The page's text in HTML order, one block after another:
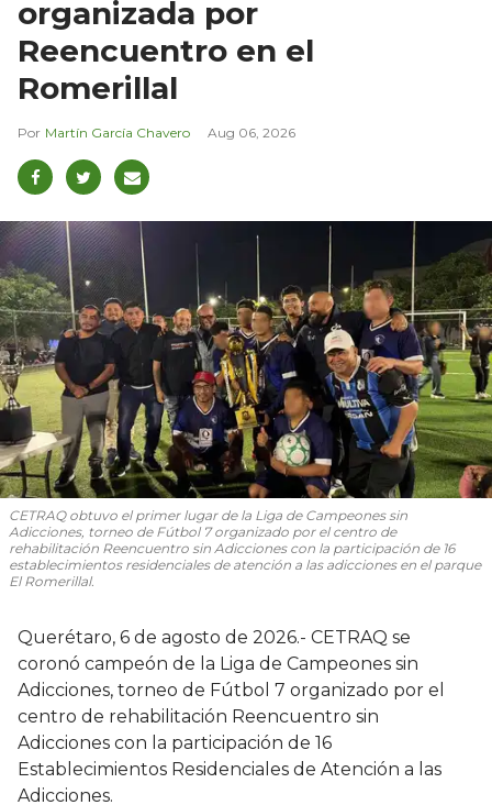
organizada por
Reencuentro en el
Romerillal
Martín García Chavero Aug 06, 2026
CETRAQ obtuvo el primer lugar de la Liga de Campeones sin
Adicciones, torneo de Fútbol 7 organizado por el centro de
rehabilitación Reencuentro sin Adicciones con la participación de 16
establecimientos residenciales de atención a las adicciones en el parque
El Romerillal.
Querétaro, 6 de agosto de 2026.- CETRAQ se
coronó campeón de la Liga de Campeones sin
Adicciones, torneo de Fútbol 7 organizado por el
centro de rehabilitación Reencuentro sin
Adicciones con la participación de 16
Establecimientos Residenciales de Atención a las
Adicciones.